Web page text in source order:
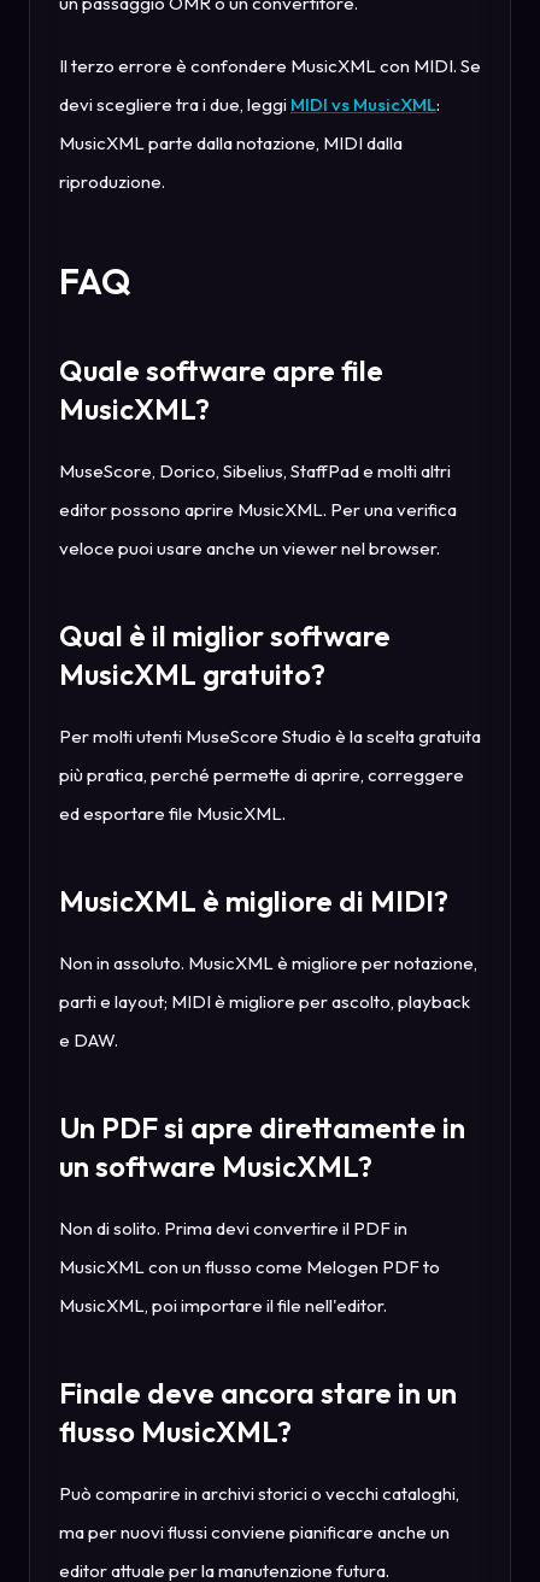
Il terzo errore è confondere MusicXML con MIDI. Se
devi scegliere tra i due, leggi MIDI vs MusicXML:
MusicXML parte dalla notazione, MIDI dalla
riproduzione.
FAQ
Quale software apre file
MusicXML?
MuseScore, Dorico, Sibelius, StaffPad e molti altri
editor possono aprire MusicXML. Per una verifica
veloce puoi usare anche un viewer nel browser.
Qual è il miglior software
MusicXML gratuito?
Per molti utenti MuseScore Studio è la scelta gratuita
più pratica, perché permette di aprire, correggere
ed esportare file MusicXML.
MusicXML è migliore di MIDI?
Non in assoluto. MusicXML è migliore per notazione,
parti e layout; MIDI è migliore per ascolto, playback
e DAW.
Un PDF si apre direttamente in
un software MusicXML?
Non di solito. Prima devi convertire il PDF in
MusicXML con un flusso come Melogen PDF to
MusicXML, poi importare il file nell'editor.
Finale deve ancora stare in un
flusso MusicXML?
Può comparire in archivi storici o vecchi cataloghi,
ma per nuovi flussi conviene pianificare anche un
editor attuale per la manutenzione futura.